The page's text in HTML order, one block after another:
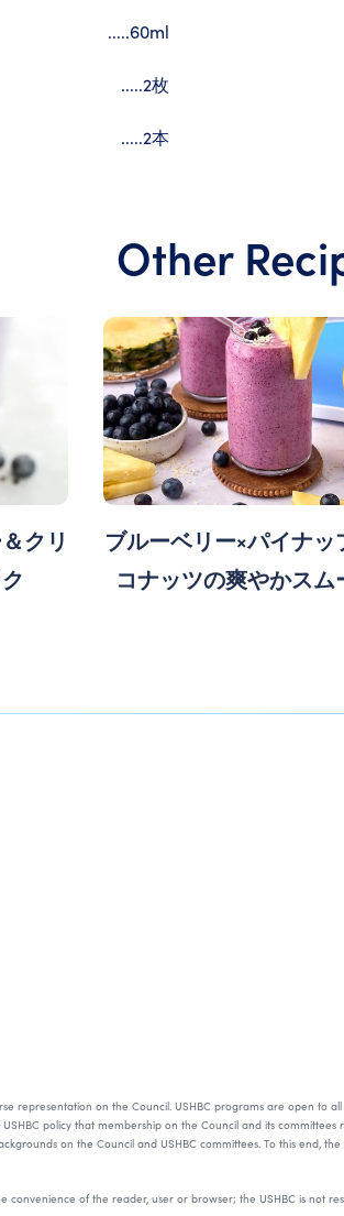
.....60ml
.....2枚
.....2本
Other
クリ
ブルーベリー×パイナッ
コナッツの爽やかスム
representation on the Council. USHBC programs are open to
policy that membership on the Council and its
on the Council and USHBC committees. To this end,
convenience of the reader, user or browser; the USHBC is not